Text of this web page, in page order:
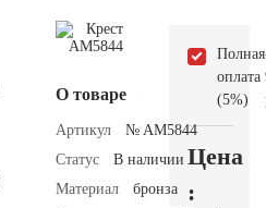
О товаре
Артикул
№ AM5844
Статус
В наличии
Материал
бронза
Полная
оплата
(5%)
Цена
: